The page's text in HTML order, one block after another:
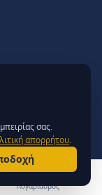
Λογαριασμός
ΕΓΓΡΑΦΗ
σας.
απορρήτου.